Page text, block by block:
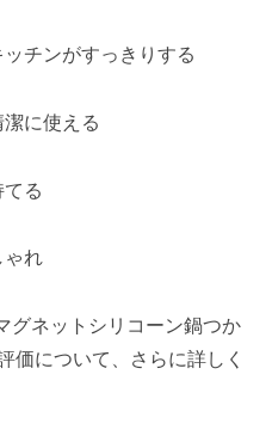
チンがすっきりする
に使える
る
ゃれ
ネットシリコーン鍋つか
価について、さらに詳しく